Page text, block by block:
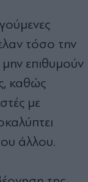
τόσο την
επιθυμούν
καθώς
με
άλλου.